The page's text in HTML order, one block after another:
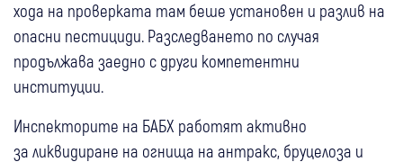
хода на проверката там беше установен и разлив на
опасни пестициди. Разследването по случая
продължава заедно с други компетентни
институции.
Инспекторите на БАБХ работят активно
за ликвидиране на огнища на антракс, бруцелоза и